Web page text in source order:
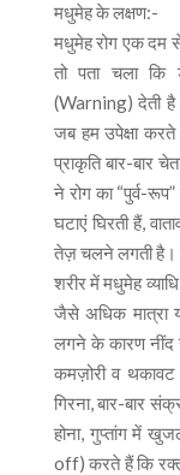
मधुमेह के लक्षण:-
मधुमेह रोग एक दम
तो पता चला कि
(Warning) देती
जब हम उपेक्षा करते
प्राकृति बार-बार
ने रोग का “पुर्व-
घटाएं घिरती हैं,
तेज़ चलने लगती है। ये
शरीर में मधुमेह
जैसे अधिक मात्रा
लगने के कारण नींद
कमज़ोरी व
गिरना, बार-बार
होना, गुप्तांग में
off) करते हैं कि